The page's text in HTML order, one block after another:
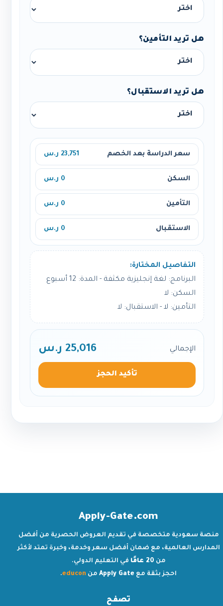
هل تريد التأمين؟
هل تريد الاستقبال؟
سعر الدراسة بعد الخصم 23,751 ر.س
السكن 0 ر.س
التأمين 0 ر.س
الاستقبال 0 ر.س
التفاصيل المختارة:
البرنامج: لغة إنجليزية مكثفة - المدة: 12 أسبوع
السكن: لا
التأمين: لا - الاستقبال: لا
الإجمالي 25,016 ر.س
تأكيد الحجز
Apply-Gate.com
منصة سعودية متخصصة في تقديم العروض الحصرية من أفضل
المدارس العالمية، مع ضمان أفضل سعر وخدمة، وخبرة تمتد لأكثر
من 20 عامًا
في التعليم الدولي.
احجز بثقة مع Apply Gate من educon
.
تصفح